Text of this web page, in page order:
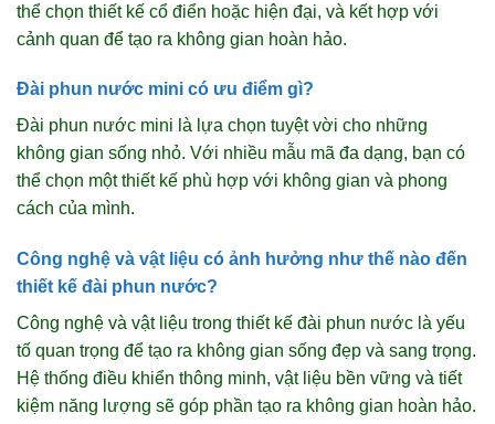
thể chọn thiết kế cổ điển hoặc hiện đại, và kết hợp với
cảnh quan để tạo ra không gian hoàn hảo.
Đài phun nước mini có ưu điểm gì?
Đài phun nước mini là lựa chọn tuyệt vời cho những
không gian sống nhỏ. Với nhiều mẫu mã đa dạng, bạn có
thể chọn một thiết kế phù hợp với không gian và phong
cách của mình.
Công nghệ và vật liệu có ảnh hưởng như thế nào đến
thiết kế đài phun nước?
Công nghệ và vật liệu trong thiết kế đài phun nước là yếu
tố quan trọng để tạo ra không gian sống đẹp và sang trọng.
Hệ thống điều khiển thông minh, vật liệu bền vững và tiết
kiệm năng lượng sẽ góp phần tạo ra không gian hoàn hảo.